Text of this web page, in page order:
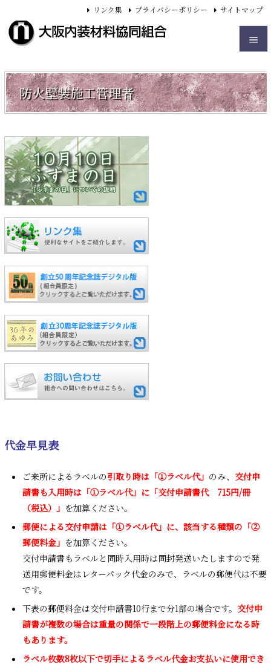


メニュ

リンク集 プライバシーポリシー サイトマップ
防火壁装施工管理者
代金早見表
ご来所によるラベルの引取り時は「①ラベル代」 のみ、 交付申
請書も入用時は「①ラベル代」に「交付申請書代 715円/冊
（税込）」 を加算ください。
郵便による交付申請は「①ラベル代」に、該当する種類の「②
郵便料金」 を加算ください。
交付申請書もラベルと同時入用時は同封発送いたしますので発
送用郵便料金はレターパック代金のみで、ラベルの郵便代は不要
です。
下表の郵便料金は交付申請書10行まで分1部の場合です。 交付申
請書が複数の場合は重量の関係で一段階上の郵便料金になる時
もあります。
ラベル枚数8枚以下で切手によるラベル代金お支払いに使用でき